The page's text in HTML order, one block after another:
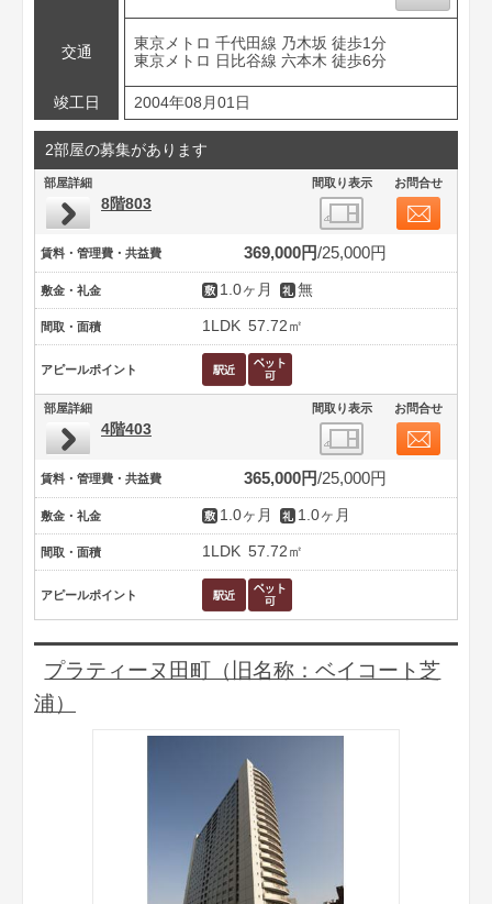
交通
東京メトロ 千代田線 乃木坂 徒歩1分
東京メトロ 日比谷線 六本木 徒歩6分
竣工日 2004年08月01日
2部屋の募集があります
部屋詳細 間取り表示 お問合せ
8階803
賃料・管理費・共益費 369,000円 25,000円
敷金・礼金 1.0ヶ月 無
間取・面積 1LDK 57.72㎡
アピールポイント
部屋詳細 間取り表示 お問合せ
4階403
賃料・管理費・共益費 365,000円 25,000円
敷金・礼金 1.0ヶ月 1.0ヶ月
間取・面積 1LDK 57.72㎡
アピールポイント
プラティーヌ田町（旧名称：ベイコート芝
浦）